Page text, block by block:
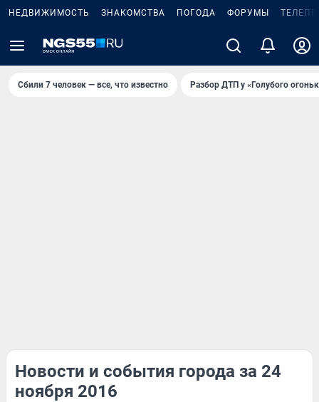
НЕДВИЖИМОСТЬ ЗНАКОМСТВА ПОГОДА ФОРУМЫ
Сбили 7 человек — все, что известно Разбор ДТП у «Голубого
Новости и события города за 24
ноября 2016